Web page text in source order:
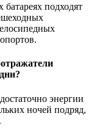
подходят
энергии
ночей подряд,